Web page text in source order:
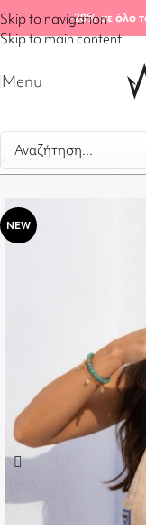
Skip to navigation
Skip to main content
-20%σε όλο
Menu
Αρχική σελίδα
NEW